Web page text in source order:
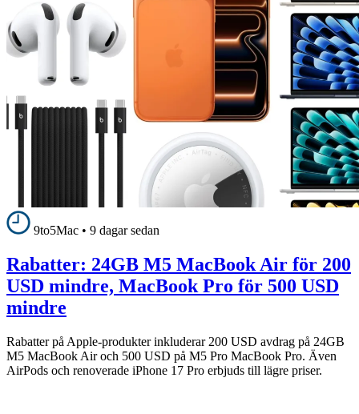
9to5Mac • 9 dagar sedan
Rabatter: 24GB M5 MacBook Air för 200
USD mindre, MacBook Pro för 500 USD
mindre
Rabatter på Apple-produkter inkluderar 200 USD avdrag på 24GB
M5 MacBook Air och 500 USD på M5 Pro MacBook Pro. Även
AirPods och renoverade iPhone 17 Pro erbjuds till lägre priser.